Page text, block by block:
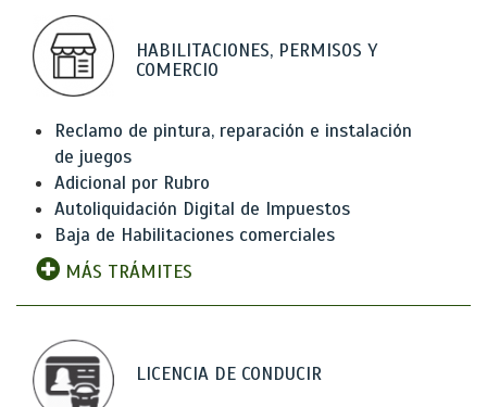
HABILITACIONES, PERMISOS Y
COMERCIO
Reclamo de pintura, reparación e instalación
de juegos
Adicional por Rubro
Autoliquidación Digital de Impuestos
Baja de Habilitaciones comerciales
MÁS TRÁMITES
LICENCIA DE CONDUCIR